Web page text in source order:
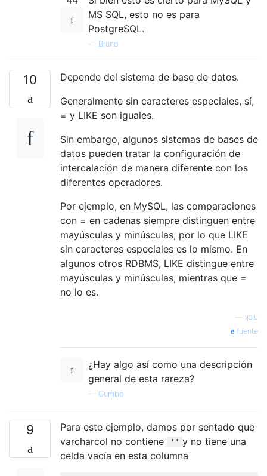
MS SQL, esto no es para
PostgreSQL.
— Bruno
10
Depende del sistema de base de datos.
Generalmente sin caracteres especiales, sí,
= y LIKE son iguales.
Sin embargo, algunos sistemas de bases de
datos pueden tratar la configuración de
intercalación de manera diferente con los
diferentes operadores.
Por ejemplo, en MySQL, las comparaciones
con = en cadenas siempre distinguen entre
mayúsculas y minúsculas, por lo que LIKE
sin caracteres especiales es lo mismo. En
algunos otros RDBMS, LIKE distingue entre
mayúsculas y minúsculas, mientras que =
no lo es.
ʞɔıu
fuente
¿Hay algo así como una descripción
general de esta rareza?
— Gumbo
9
Para este ejemplo, damos por sentado que
varcharcol no contiene
'' y no tiene una
celda vacía en esta columna